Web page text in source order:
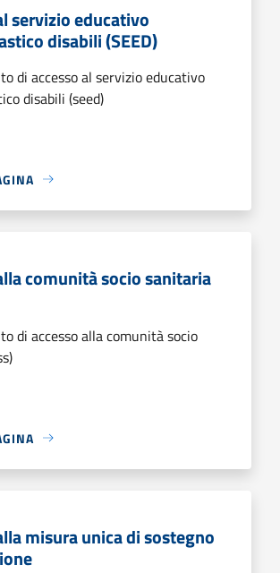
servizio educativo
disabili (SEED)
di accesso al servizio educativo
disabili (seed)
comunità socio sanitaria
di accesso alla comunità socio
misura unica di sostegno